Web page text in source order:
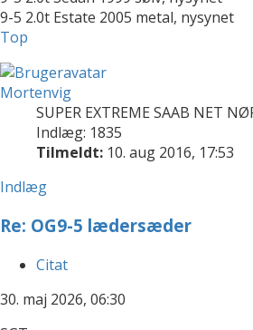
9-5 2.0t Estate 2005 metal, nysynet
Top
Mortenvig
SUPER EXTREME SAAB NET
Indlæg: 1835
Tilmeldt: 10. aug 2016, 17:53
Indlæg
Re: OG9-5 lædersæder
Citat
30. maj 2026, 06:30